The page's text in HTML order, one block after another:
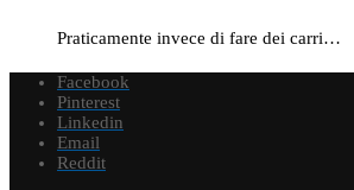
Praticamente invece di fare dei carri…
Facebook
Pinterest
Linkedin
Email
Reddit